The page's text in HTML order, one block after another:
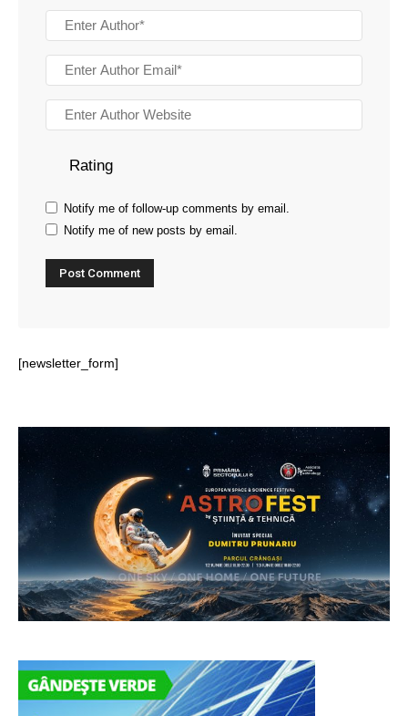
Rating
Notify me of follow-up comments by email.
Notify me of new posts by email.
[newsletter_form]